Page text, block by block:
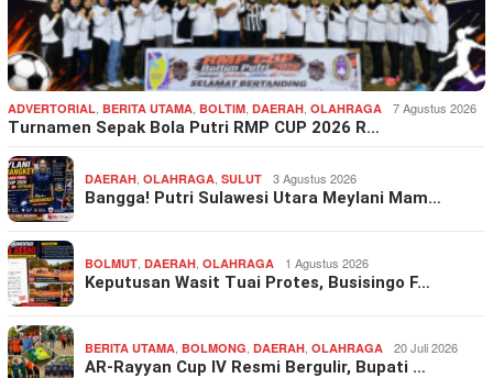
ADVERTORIAL BERITA UTAMA BOLTIM DAERAH OLAHRAGA 7 Agustus 2026
Turnamen Sepak Bola Putri RMP CUP 2026 R…
DAERAH OLAHRAGA SULUT 3 Agustus 2026
Bangga! Putri Sulawesi Utara Meylani Mam…
BOLMUT DAERAH OLAHRAGA 1 Agustus 2026
Keputusan Wasit Tuai Protes, Busisingo F…
BERITA UTAMA BOLMONG DAERAH OLAHRAGA 20 Juli 2026
AR-Rayyan Cup IV Resmi Bergulir, Bupati …